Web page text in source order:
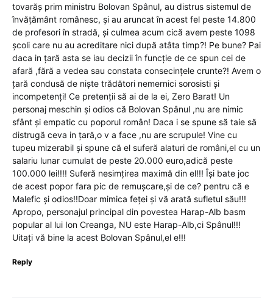
tovarăș prim ministru Bolovan Spânul, au distrus sistemul de
învățământ românesc, și au aruncat în acest fel peste 14.800
de profesori în stradă, și culmea acum cică avem peste 1098
școli care nu au acreditare nici după atâta timp?! Pe bune? Pai
daca in țară asta se iau decizii în funcție de ce spun cei de
afară ,fără a vedea sau constata consecințele crunte?! Avem o
țară condusă de niște trădători nemernici sorosisti și
incompetenți! Ce pretenții să ai de la ei, Zero Barat! Un
personaj meschin și odios că Bolovan Spânul ,nu are nimic
sfânt și empatic cu poporul român! Daca i se spune să taie să
distrugă ceva in țară,o v a face ,nu are scrupule! Vine cu
tupeu mizerabil și spune că el suferă alaturi de români,el cu un
salariu lunar cumulat de peste 20.000 euro,adică peste
100.000 lei!!!! Suferă nesimțirea maximă din el!!! Își bate joc
de acest popor fara pic de remușcare,și de ce? pentru că e
Malefic și odios!!Doar mimica feței și vă arată sufletul său!!!
Apropo, personajul principal din povestea Harap-Alb basm
popular al lui Ion Creanga, NU este Harap-Alb,ci Spânul!!!
Uitați vă bine la acest Bolovan Spânul,el e!!!
Reply